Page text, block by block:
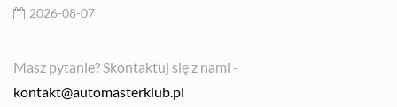
2026-08-07
Masz pytanie? Skontaktuj się z nami -
kontakt@automasterklub.pl